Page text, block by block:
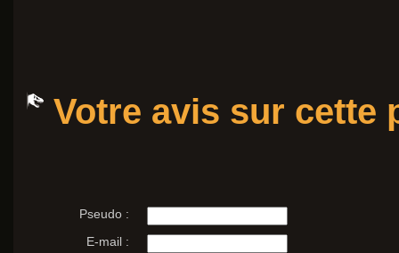
Votre avis sur cette
Pseudo :
E-mail :